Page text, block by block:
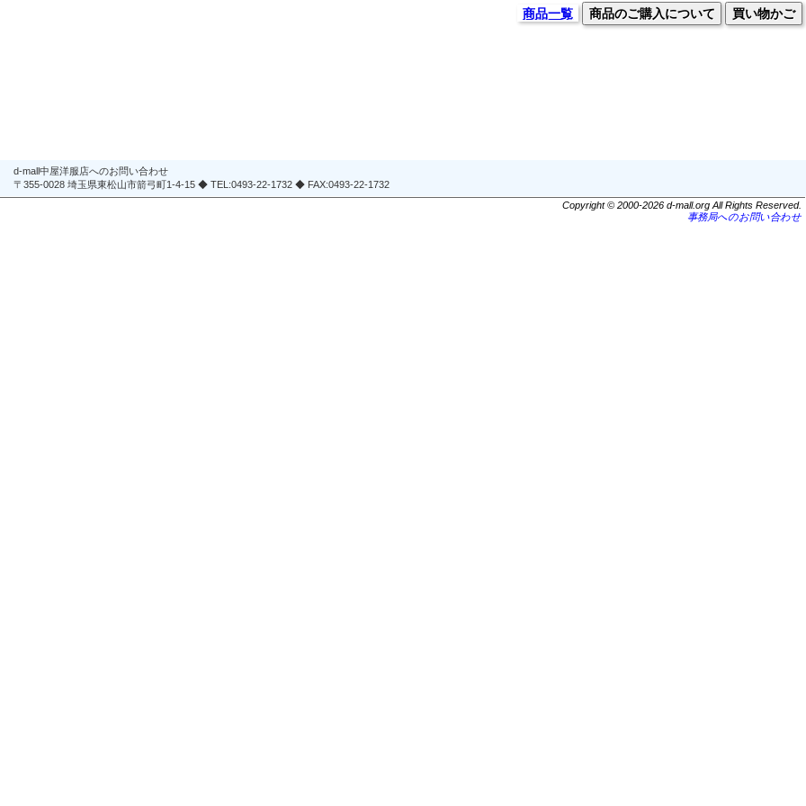
商品一覧 商品のご購入について 買い物かご
d-mall中屋洋服店へのお問い合わせ
〒355-0028 埼玉県東松山市箭弓町1-4-15 ◆ TEL:0493-22-1732 ◆ FAX:0493-22-1732
Copyright © 2000-2026 d-mall.org All Rights Reserved.
事務局へのお問い合わせ